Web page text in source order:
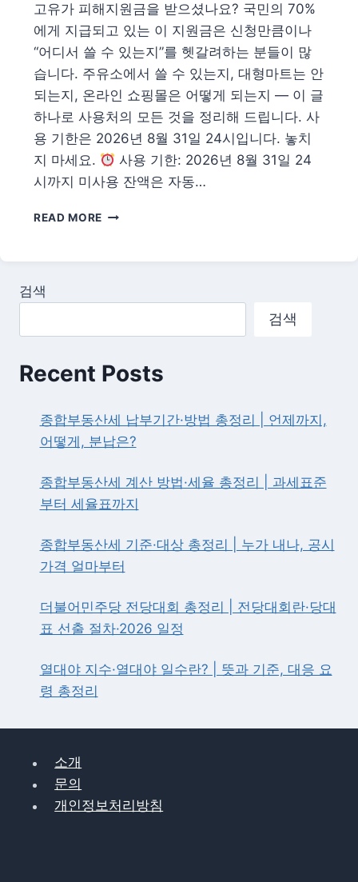
당
인
상
·
신
청
방
법
고유가 피해지원금을 받으셨나요? 국민의 70%
에게 지급되고 있는 이 지원금은 신청만큼이나
“어디서 쓸 수 있는지”를 헷갈려하는 분들이 많
습니다. 주유소에서 쓸 수 있는지, 대형마트는 안
되는지, 온라인 쇼핑몰은 어떻게 되는지 — 이 글
하나로 사용처의 모든 것을 정리해 드립니다. 사
용 기한은 2026년 8월 31일 24시입니다. 놓치
지 마세요.
사용 기한: 2026년 8월 31일 24
시까지 미사용 잔액은 자동…
READ MORE
피
용
처
정
—
유
소
의
점
마
트
사
가
검색
검색
Recent Posts
종합부동산세 납부기간·방법 총정리 | 언제까지,
어떻게, 분납은?
종합부동산세 계산 방법·세율 총정리 | 과세표준
부터 세율표까지
종합부동산세 기준·대상 총정리 | 누가 내나, 공시
가격 얼마부터
더불어민주당 전당대회 총정리 | 전당대회란·당대
표 선출 절차·2026 일정
열대야 지수·열대야 일수란? | 뜻과 기준, 대응 요
령 총정리
소개
문의
개인정보처리방침